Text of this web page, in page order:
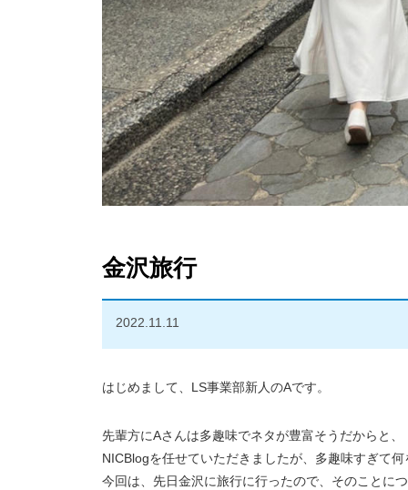
金沢旅行
2022.11.11
はじめまして、LS事業部新人のAです。
先輩方にAさんは多趣味でネタが豊富そうだからと、
NICBlogを任せていただきましたが、 多趣味すぎて
今回は、先日金沢に旅行に行ったので、そのことに